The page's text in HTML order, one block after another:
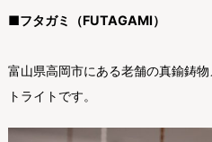
■フタガミ（FUTAGAMI）
富山県高岡市にある老舗の真鍮鋳
トライトです。